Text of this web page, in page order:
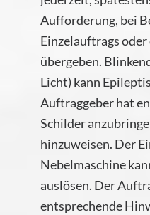
Aufforderung, bei
Einzelauftrags
übergeben.
Licht) kann
Auftraggeber hat
Schilder
hinzuweisen. Der
Nebelmaschine
auslösen. Der
entsprechende